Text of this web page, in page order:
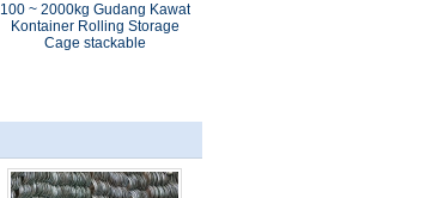
100 ~ 2000kg Gudang Kawat
Kontainer Rolling Storage
Cage stackable